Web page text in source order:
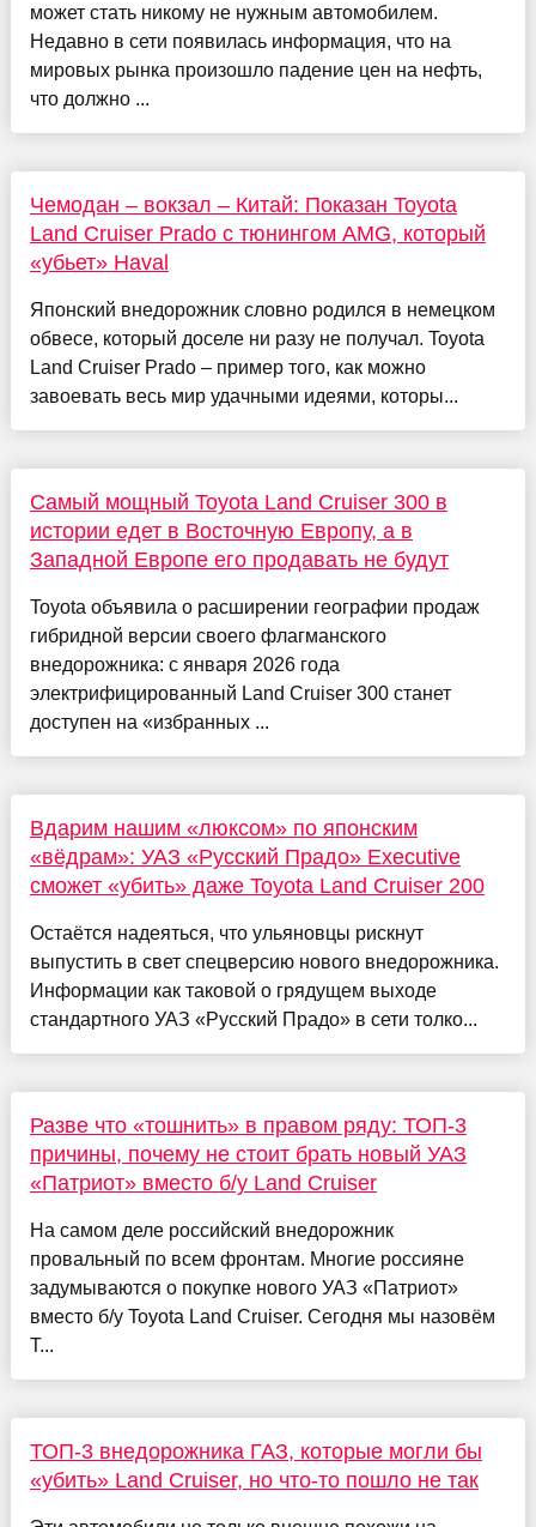
может стать никому не нужным автомобилем.
Недавно в сети появилась информация, что на
мировых рынка произошло падение цен на нефть,
что должно ...
Чемодан – вокзал – Китай: Показан Toyota
Land Cruiser Prado с тюнингом AMG, который
«убьет» Haval
Японский внедорожник словно родился в немецком
обвесе, который доселе ни разу не получал. Toyota
Land Cruiser Prado – пример того, как можно
завоевать весь мир удачными идеями, которы...
Самый мощный Toyota Land Cruiser 300 в
истории едет в Восточную Европу, а в
Западной Европе его продавать не будут
Toyota объявила о расширении географии продаж
гибридной версии своего флагманского
внедорожника: с января 2026 года
электрифицированный Land Cruiser 300 станет
доступен на «избранных ...
Вдарим нашим «люксом» по японским
«вёдрам»: УАЗ «Русский Прадо» Executive
сможет «убить» даже Toyota Land Cruiser 200
Остаётся надеяться, что ульяновцы рискнут
выпустить в свет спецверсию нового внедорожника.
Информации как таковой о грядущем выходе
стандартного УАЗ «Русский Прадо» в сети толко...
Разве что «тошнить» в правом ряду: ТОП-3
причины, почему не стоит брать новый УАЗ
«Патриот» вместо б/у Land Cruiser
На самом деле российский внедорожник
провальный по всем фронтам. Многие россияне
задумываются о покупке нового УАЗ «Патриот»
вместо б/у Toyota Land Cruiser. Сегодня мы назовём
Т...
ТОП-3 внедорожника ГАЗ, которые могли бы
«убить» Land Cruiser, но что-то пошло не так